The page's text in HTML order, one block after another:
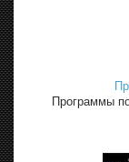
Программы